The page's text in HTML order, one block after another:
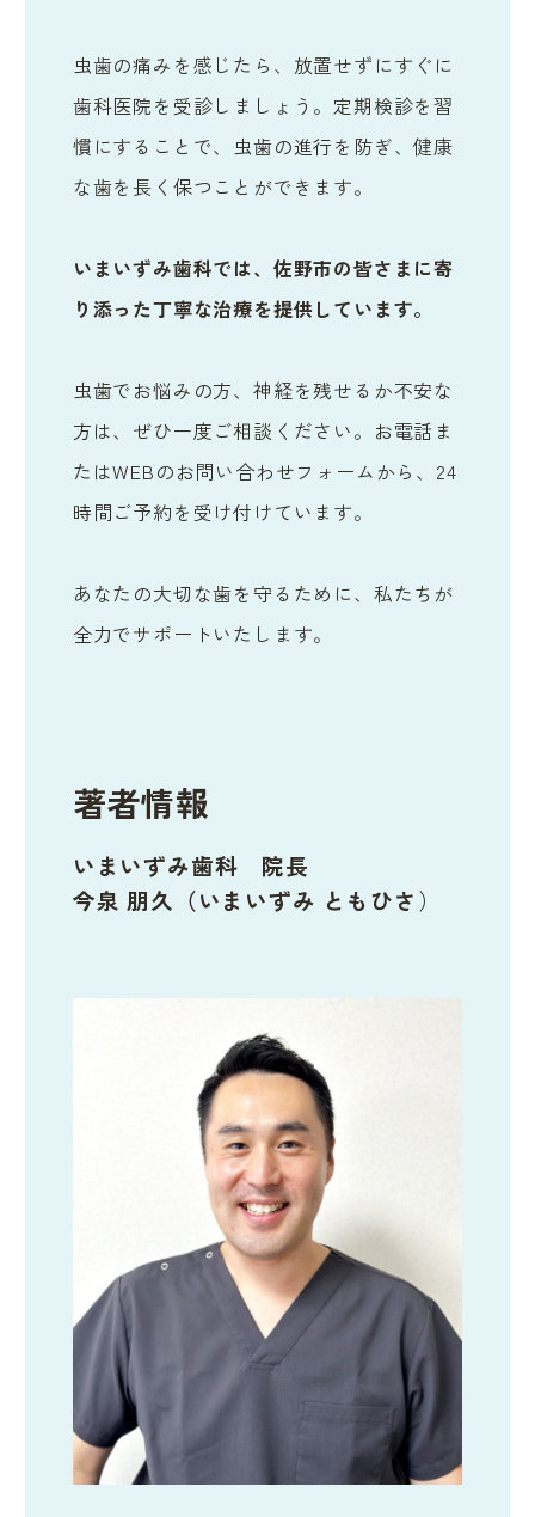
虫歯の痛みを感じたら、放置せずにすぐに
歯科医院を受診しましょう。定期検診を習
慣にすることで、虫歯の進行を防ぎ、健康
な歯を長く保つことができます。
いまいずみ歯科では、佐野市の皆さまに寄
り添った丁寧な治療を提供しています。
虫歯でお悩みの方、神経を残せるか不安な
方は、ぜひ一度ご相談ください。お電話ま
たはWEBのお問い合わせフォームから、24
時間ご予約を受け付けています。
あなたの大切な歯を守るために、私たちが
全力でサポートいたします。
著者情報
いまいずみ歯科 院長
今泉 朋久（いまいずみ ともひさ）